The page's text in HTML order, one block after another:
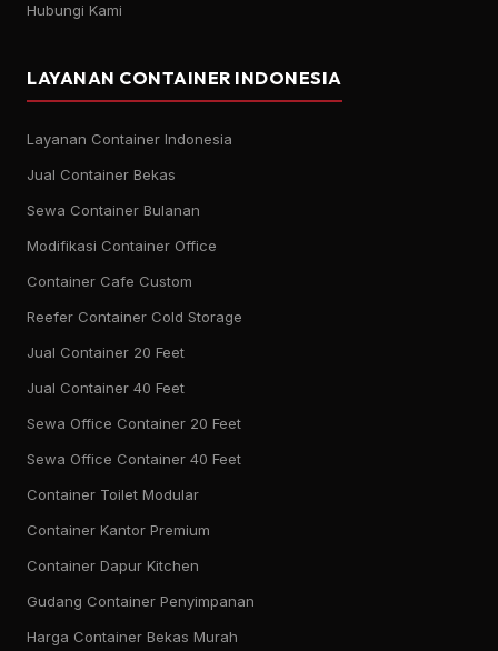
Hubungi Kami
LAYANAN CONTAINER INDONESIA
Layanan Container Indonesia
Jual Container Bekas
Sewa Container Bulanan
Modifikasi Container Office
Container Cafe Custom
Reefer Container Cold Storage
Jual Container 20 Feet
Jual Container 40 Feet
Sewa Office Container 20 Feet
Sewa Office Container 40 Feet
Container Toilet Modular
Container Kantor Premium
Container Dapur Kitchen
Gudang Container Penyimpanan
Harga Container Bekas Murah